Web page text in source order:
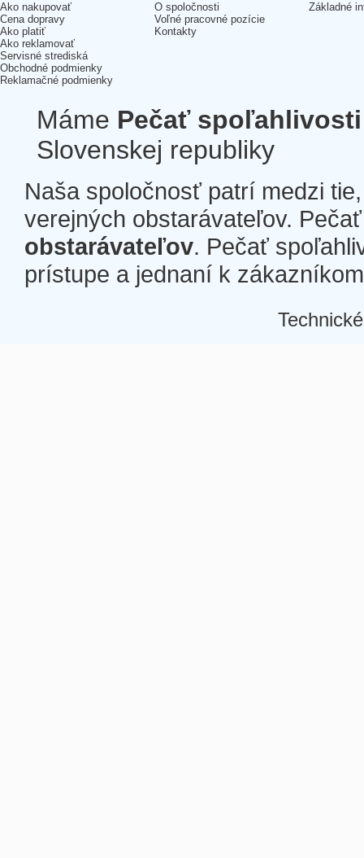
Ako nakupovať
Cena dopravy
Ako platiť
Ako reklamovať
Servisné strediská
Obchodné podmienky
Reklamačné podmienky
O spoločnosti
Voľné pracovné pozície
Kontakty
Základné
Máme Pečať spoľahlivosti
Slovenskej republiky
Naša spoločnosť patrí medzi
verejných obstarávateľov.
obstarávateľov. Pečať
prístupe a jednaní k